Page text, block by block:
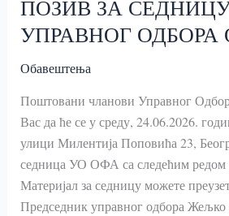
ПОЗИВ ЗА
УПРАВНОГ ОДБОРА
Обавештења
Поштовани чланови Управног
Вас да ће се у среду, 24.06.2026.
улици Милентија Поповића 23,
седница УО ОФА са следећим редом
Материјал за седницу можете
Председник управног одбора